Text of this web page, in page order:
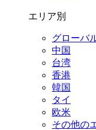
エリア別
グローバ
中国
台湾
香港
韓国
タイ
欧米
その他の